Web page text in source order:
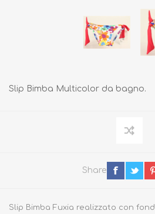
Slip Bimba Multicolor da bagno.
Share
Slip Bimba Fuxia realizzato con